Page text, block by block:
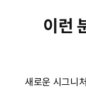
이런
새로운 시그니